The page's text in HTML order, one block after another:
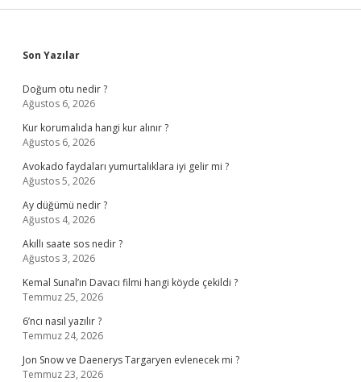
Sidebar
Son Yazılar
Doğum otu nedir ?
Ağustos 6, 2026
Kur korumalıda hangi kur alınır ?
Ağustos 6, 2026
Avokado faydaları yumurtalıklara iyi gelir mi ?
Ağustos 5, 2026
Ay düğümü nedir ?
Ağustos 4, 2026
Akıllı saate sos nedir ?
Ağustos 3, 2026
Kemal Sunal’ın Davacı filmi hangi köyde çekildi ?
Temmuz 25, 2026
6’ncı nasıl yazılır ?
Temmuz 24, 2026
Jon Snow ve Daenerys Targaryen evlenecek mi ?
Temmuz 23, 2026